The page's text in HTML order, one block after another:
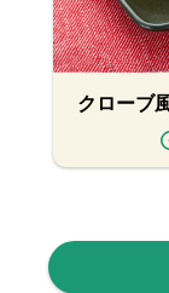
クローブ